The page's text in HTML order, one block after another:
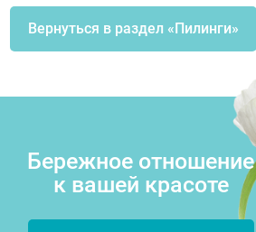
Вернуться в раздел «Пилинги»
Бережное отношение
к вашей красоте